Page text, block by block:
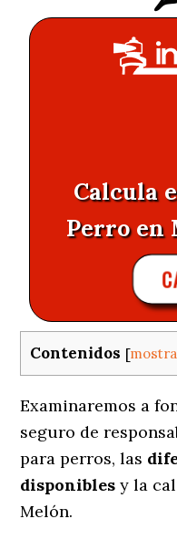
Calcula
Perro en
Contenidos [
Examinaremos a
seguro de
para perros, las
disponibles y la
Melón.